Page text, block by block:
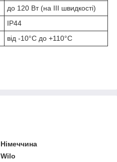
до 120 Вт (на III швидкості)
IP44
від -10°C до +110°C
Німеччина
Wilo